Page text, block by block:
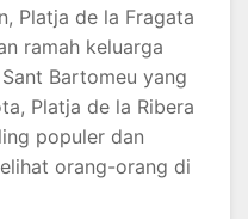
Platja de la Fragata
ramah keluarga
Bartomeu yang
Platja de la Ribera
populer dan
orang-orang di